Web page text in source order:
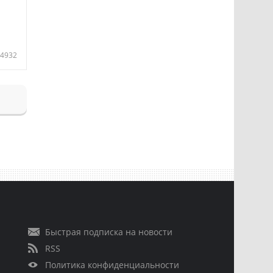
4932
Быстрая подписка на новости
RSS
Политика конфиденциальности